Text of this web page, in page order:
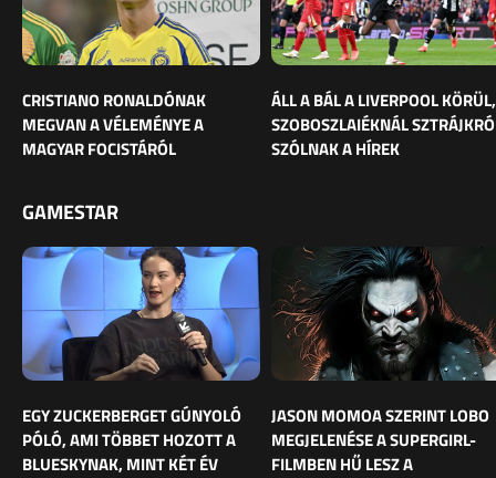
CRISTIANO RONALDÓNAK
MEGVAN A VÉLEMÉNYE A
MAGYAR FOCISTÁRÓL
ÁLL A BÁL A LIVERPOOL KÖRÜL,
SZOBOSZLAIÉKNÁL
SZÓLNAK A HÍREK
GAMESTAR
EGY ZUCKERBERGET GÚNYOLÓ
PÓLÓ, AMI TÖBBET HOZOTT A
BLUESKYNAK, MINT KÉT ÉV
JASON MOMOA SZERINT LOBO
MEGJELENÉSE A SUPERGIRL-
FILMBEN HŰ LESZ A